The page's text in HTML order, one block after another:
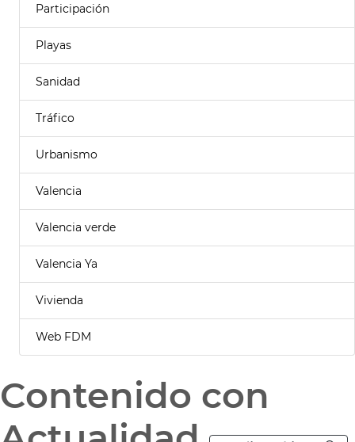
Participación
Playas
Sanidad
Tráfico
Urbanismo
Valencia
Valencia verde
Valencia Ya
Vivienda
Web FDM
Contenido con